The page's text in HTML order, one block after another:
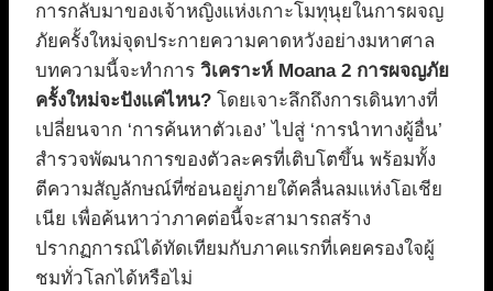
การกลับมาของเจ้าหญิงแห่งเกาะโมทุนุยในการผจญ
ภัยครั้งใหม่จุดประกายความคาดหวังอย่างมหาศาล
บทความนี้จะทำการ วิเคราะห์ Moana 2 การผจญภัย
ครั้งใหม่จะปังแค่ไหน? โดยเจาะลึกถึงการเดินทางที่
เปลี่ยนจาก ‘การค้นหาตัวเอง’ ไปสู่ ‘การนำทางผู้อื่น’
สำรวจพัฒนาการของตัวละครที่เติบโตขึ้น พร้อมทั้ง
ตีความสัญลักษณ์ที่ซ่อนอยู่ภายใต้คลื่นลมแห่งโอเชีย
เนีย เพื่อค้นหาว่าภาคต่อนี้จะสามารถสร้าง
ปรากฏการณ์ได้ทัดเทียมกับภาคแรกที่เคยครองใจผู้
ชมทั่วโลกได้หรือไม่